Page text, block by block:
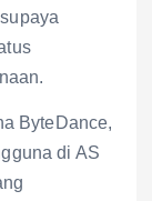
ByteDance,
di AS